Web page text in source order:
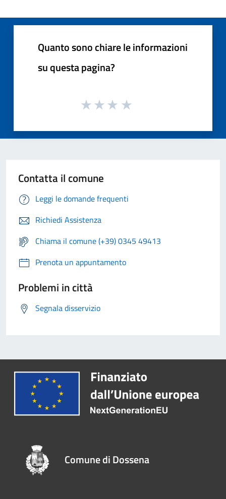
Quanto sono chiare le informazioni
su questa pagina?
Contatta il comune
Leggi le domande frequenti
Richiedi Assistenza
Chiama il comune (+39) 0345 49413
Prenota un appuntamento
Problemi in città
Segnala disservizio
Comune di Dossena